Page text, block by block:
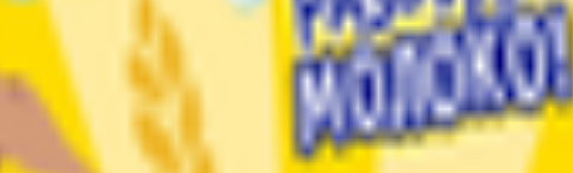
- BURSA, Турция